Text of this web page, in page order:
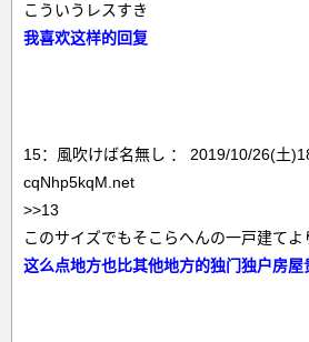
こういうレスすき
我喜欢这样的回复
15：風吹けば名無し ： 2019/10/26(土
cqNhp5kqM.net
>>13
このサイズでもそこらへんの一戸建てよ
这么点地方也比其他地方的独门独户房屋